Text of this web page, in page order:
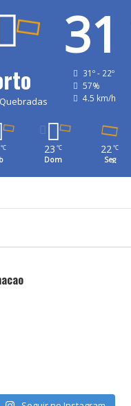
31
31º - 22º
57%
4.5 km/h
℃ 23 ℃
Dom
22℃
Seg